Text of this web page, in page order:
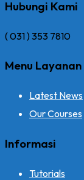
Hubungi Kami
( 031 ) 353 7810
Menu Layanan
Latest News
Our Courses
Informasi
Tutorials